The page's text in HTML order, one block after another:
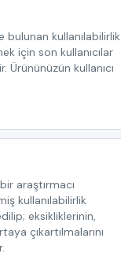
bulunan kullanılabilirlik
için son kullanıcılar
kullanıcı
araştırmacı
kullanılabilirlik
eksikliklerinin,
çıkartılmalarını